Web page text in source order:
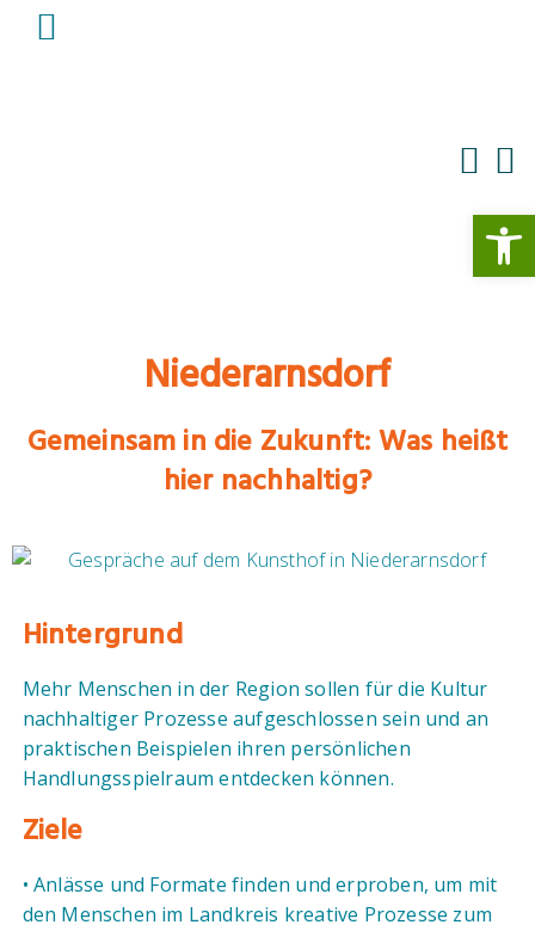
Niederarnsdorf
Gemeinsam in die Zukunft: Was heißt
hier nachhaltig?
Hintergrund
Mehr Menschen in der Region sollen für die Kultur
nachhaltiger Prozesse aufgeschlossen sein und an
praktischen Beispielen ihren persönlichen
Handlungsspielraum entdecken können.
Ziele
• Anlässe und Formate finden und erproben, um mit
den Menschen im Landkreis kreative Prozesse zum